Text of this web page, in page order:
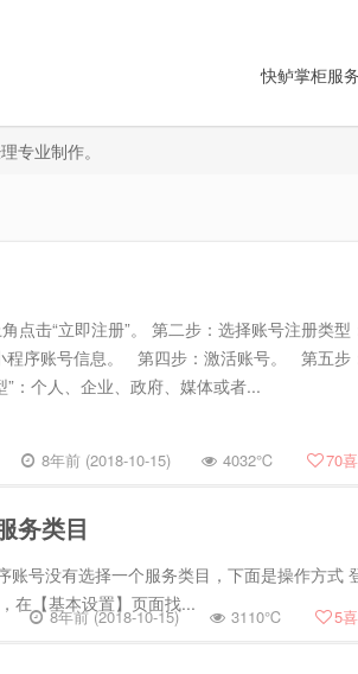
快鲈掌柜服
专业制作。
点击“立即注册”。 第二步：选择账号注册类型
程序账号信息。 第四步：激活账号。 第五步
：个人、企业、政府、媒体或者...
8年前 (2018-10-15) 4032℃ 70
务类目
号没有选择一个服务类目，下面是操作方式
在【基本设置】页面找...
8年前 (2018-10-15) 3110℃ 5